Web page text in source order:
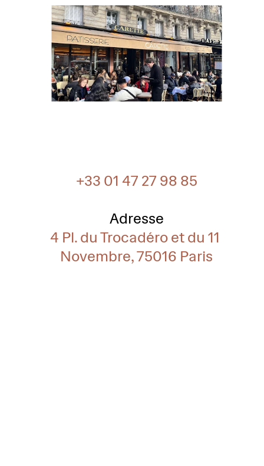
+33 01 47 27 98 85
Adresse
4 Pl. du Trocadéro et du 11
Novembre, 75016 Paris